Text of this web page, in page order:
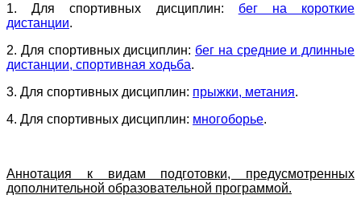
1. Для спортивных дисциплин: бег на короткие
дистанции.
2. Для спортивных дисциплин: бег на средние и длинные
дистанции, спортивная ходьба.
3. Для спортивных дисциплин: прыжки, метания.
4. Для спортивных дисциплин: многоборье.
Аннотация к видам подготовки, предусмотренных
дополнительной образовательной программой.